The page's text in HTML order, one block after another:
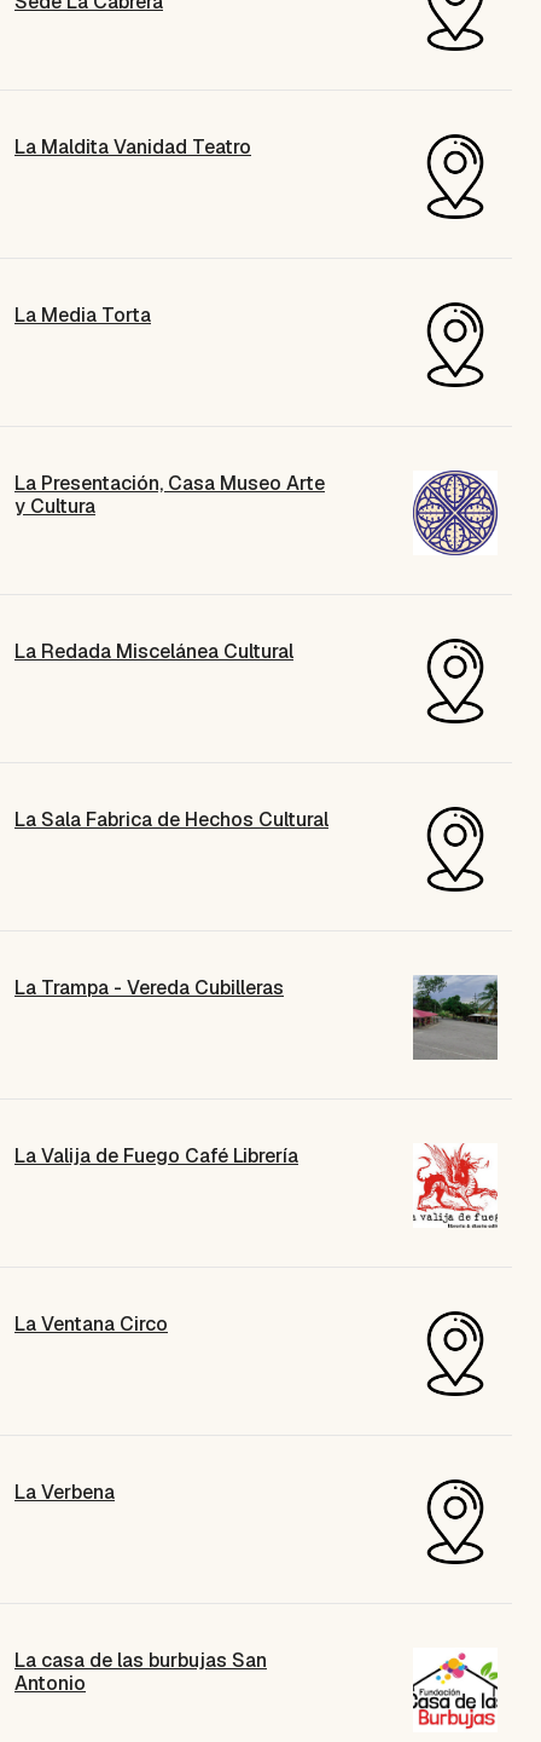
La Maldita Vanidad Teatro
La Media Torta
La Presentación, Casa Museo Arte
y Cultura
La Redada Miscelánea Cultural
La Sala Fabrica de Hechos Cultural
La Trampa - Vereda Cubilleras
La Valija de Fuego Café Librería
La Ventana Circo
La Verbena
La casa de las burbujas San
Antonio